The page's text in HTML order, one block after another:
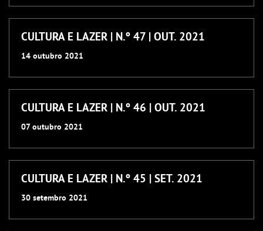
CULTURA E LAZER | N.º 47 | OUT. 2021
14 outubro 2021
CULTURA E LAZER | N.º 46 | OUT. 2021
07 outubro 2021
CULTURA E LAZER | N.º 45 | SET. 2021
30 setembro 2021